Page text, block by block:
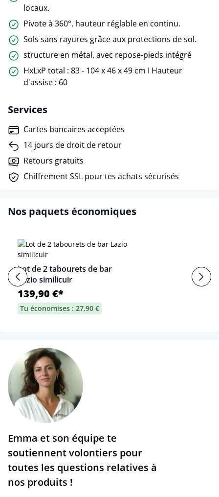
locaux.
Pivote à 360°, hauteur réglable en continu.
Sols sans rayures grâce aux protections de sol.
structure en métal, avec repose-pieds intégré
HxLxP total : 83 - 104 x 46 x 49 cm I Hauteur
d'assise : 60
Services
Cartes bancaires acceptées
14 jours de droit de retour
Retours gratuits
Chiffrement SSL pour tes achats sécurisés
Nos paquets économiques
Lot de 2 tabourets de bar
Lazio similicuir
139,90 €*
Tu économises : 27,90 €
Emma et son équipe te
soutiennent volontiers pour
toutes les questions relatives à
nos produits !